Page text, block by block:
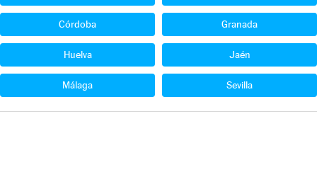
Córdoba Granada
Huelva Jaén
Málaga Sevilla